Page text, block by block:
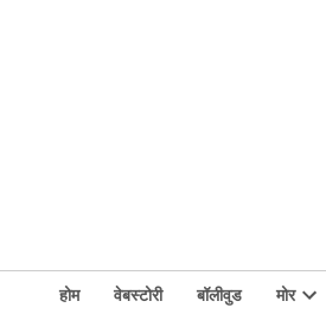
होम वेबस्टोरी बॉलीवुड मोर